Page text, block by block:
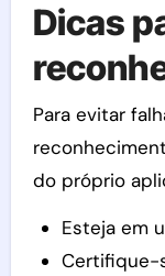
Dicas
Para evitar
do próprio
Esteja em
Certifique-